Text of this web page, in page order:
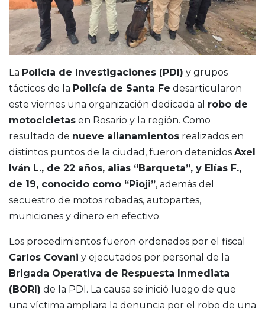
La Policía de Investigaciones (PDI) y grupos
tácticos de la Policía de Santa Fe desarticularon
este viernes una organización dedicada al robo de
motocicletas en Rosario y la región. Como
resultado de nueve allanamientos realizados en
distintos puntos de la ciudad, fueron detenidos Axel
Iván L., de 22 años, alias “Barqueta”, y Elías F.,
de 19, conocido como “Pioji”, además del
secuestro de motos robadas, autopartes,
municiones y dinero en efectivo.
Los procedimientos fueron ordenados por el fiscal
Carlos Covani y ejecutados por personal de la
Brigada Operativa de Respuesta Inmediata
(BORI) de la PDI. La causa se inició luego de que
una víctima ampliara la denuncia por el robo de una